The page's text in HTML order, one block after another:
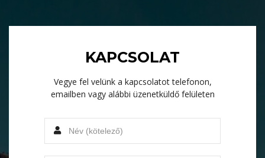
KAPCSOLAT
Vegye fel velünk a kapcsolatot telefonon,
emailben vagy alábbi üzenetküldő felületen